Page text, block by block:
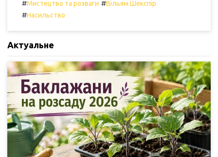
#Мистецтво та розваги #Вільям Шекспір
#Насильство
Актуальне